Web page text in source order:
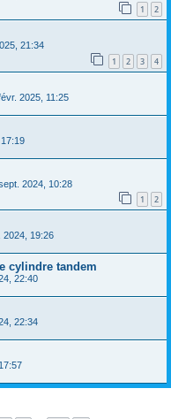
1 2
21:34
1 2 3 4
2025, 11:25
2024, 10:28
1 2
2024, 19:26
cylindre tandem
22:40
22:34